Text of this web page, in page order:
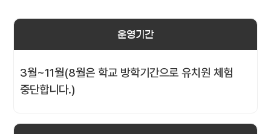
운영기간
3월~11월(8월은 학교 방학기간으로 유치원 체험
중단합니다.)